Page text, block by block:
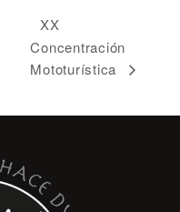
XX
Concentración
Mototurística